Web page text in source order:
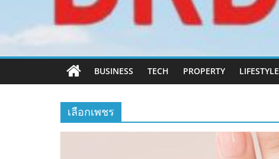
BUSINESS TECH PROPERTY LIFESTYLE
เลือกเพชร